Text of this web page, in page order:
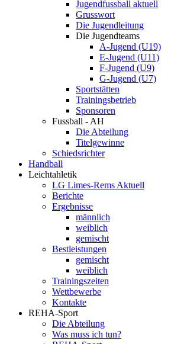
Jugendfussball aktuell
Grusswort
Die Jugendleitung
Die Jugendteams
A-Jugend (U19)
E-Jugend (U11)
F-Jugend (U9)
G-Jugend (U7)
Sportstätten
Trainingsbetrieb
Sponsoren
Fussball - AH
Die Abteilung
Titelgewinne
Schiedsrichter
Handball
Leichtahletik
LG Limes-Rems Aktuell
Berichte
Ergebnisse
männlich
weiblich
gemischt
Bestleistungen
gemischt
weiblich
Trainingszeiten
Wettbewerbe
Kontakte
REHA-Sport
Die Abteilung
Was muss ich tun?